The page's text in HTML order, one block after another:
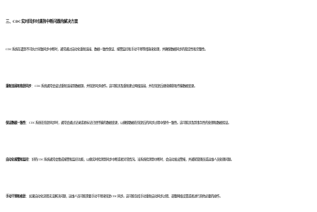
三、CDC实时同步时遇到中断问题的解决方案
CDC系统在遇到不可抗力导致同步中断时，通常通过自动化重新连接、数据一致性保证、报警监控和手动干预等措施来处理，并确保数据同步的稳定性和完整性。
重新连接和恢复同步 ： CDC系统通常会尝试重新连接到数据源，并恢复同步操作。这可能涉及重新建立网络连接，并在恢复后继续捕获和传输数据变更。
保证数据一致性： CDC系统在恢复同步时，通常会通过记录或者标记已经传输的数据变更，以确保数据在恢复后的同步过程中保持一致性。这可能涉及到事务性的处理和数据验证。
自动化报警和监控： 好的CDC系统通常会集成报警和监控功能，以便实时检测到同步中断或者异常情况。当系统检测到中断时，会自动发出警报，并通知管理员或运维人员处理问题。
手动干预和修复 ： 如果自动化流程无法解决问题，运维人员可能需要手动干预来恢复CDC同步。这可能包括手动重新启动同步过程、调整网络设置或者进行其他必要的操作。